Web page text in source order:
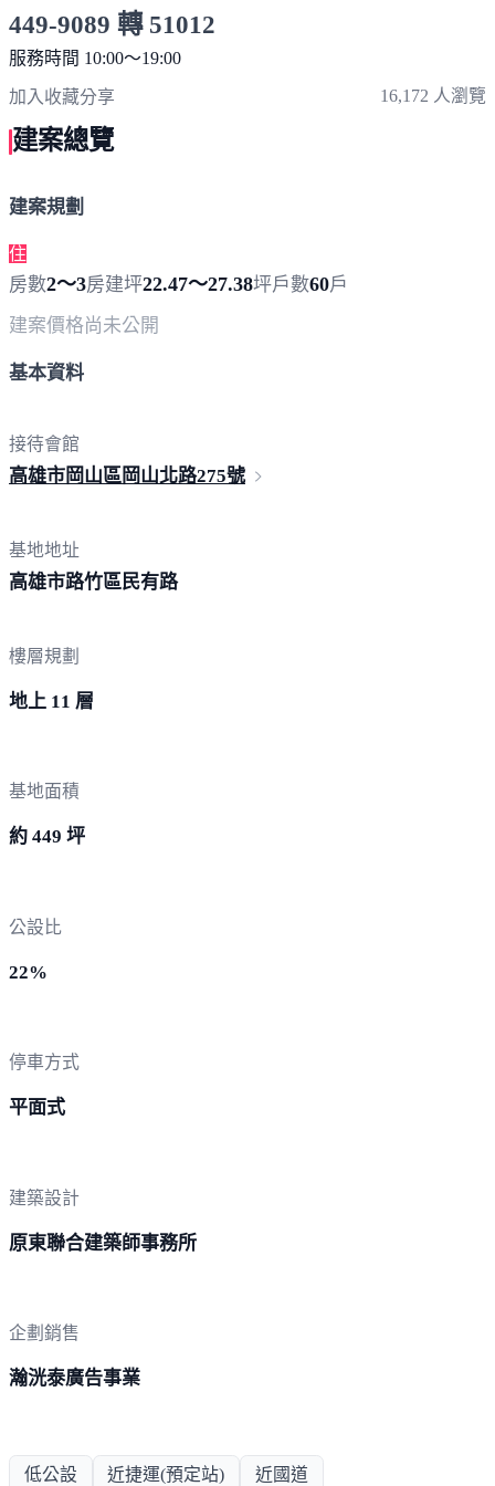
449-9089 轉 51012
服務時間 10:00～19:00
加入收藏分享 16,172 人瀏覽
建案總覽
建案規劃
住
房數2～3房建坪22.47～27.38坪戶數60戶
建案價格尚未公開
基本資料
接待會館
高雄市岡山區岡山北路275號
基地地址
高雄市路竹區民有路
樓層規劃
地上 11 層
基地面積
約 449 坪
公設比
22%
停車方式
平面式
建築設計
原東聯合建築師事務所
企劃銷售
瀚洸泰廣告事業
低公設 近捷運(預定站) 近國道